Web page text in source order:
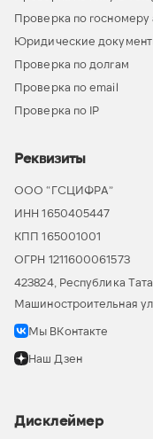
Проверка по госномеру
Юридические
Проверка по долгам
Проверка по email
Проверка по IP
Реквизиты
ООО “ГСЦИФРА”
ИНН 1650405447
КПП 165001001
ОГРН 1211600061573
423824, Республика
Машиностроительная
Мы ВКонтакте
Наш Дзен
Дисклеймер